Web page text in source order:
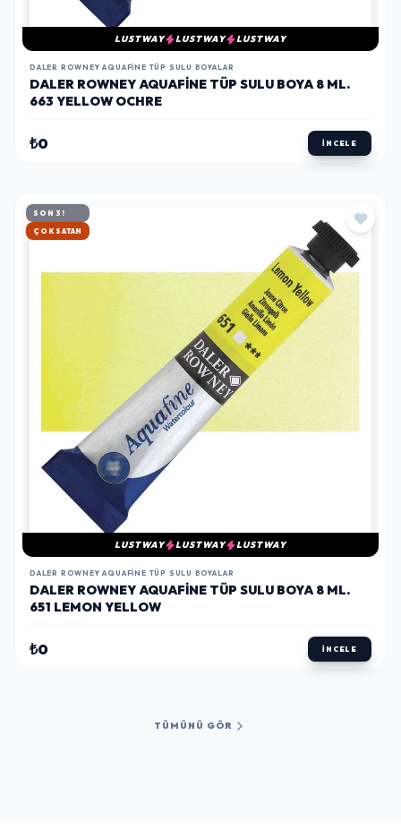
LUSTWAY LUSTWAY LUSTWAY
DALER ROWNEY AQUAFINE TÜP SULU BOYALAR
DALER ROWNEY AQUAFINE TÜP SULU BOYA 8 ML.
663 YELLOW OCHRE
₺0 İNCELE
SON 3!
HIZLI KARGO
LUSTWAY LUSTWAY LUSTWAY
DALER ROWNEY AQUAFINE TÜP SULU BOYALAR
DALER ROWNEY AQUAFINE TÜP SULU BOYA 8 ML.
651 LEMON YELLOW
₺0 İNCELE
TÜMÜNÜ GÖR